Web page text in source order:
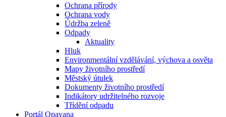
Ochrana přírody
Ochrana vody
Údržba zeleně
Odpady
Aktuality
Hluk
Environmentální vzdělávání, výchova a osvěta
Mapy životního prostředí
Městský útulek
Dokumenty životního prostředí
Indikátory udržitelného rozvoje
Třídění odpadu
Portál Opavana